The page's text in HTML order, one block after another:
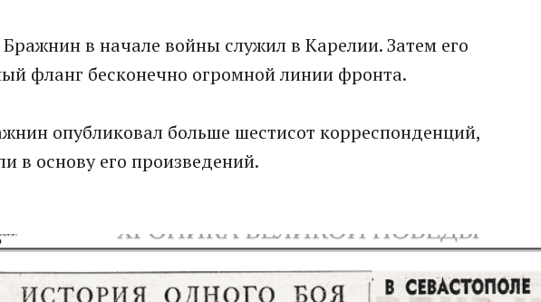
в начале войны служил в Карелии. Затем его
фланг бесконечно огромной линии фронта.
опубликовал больше шестисот корреспонденций,
в основу его произведений.